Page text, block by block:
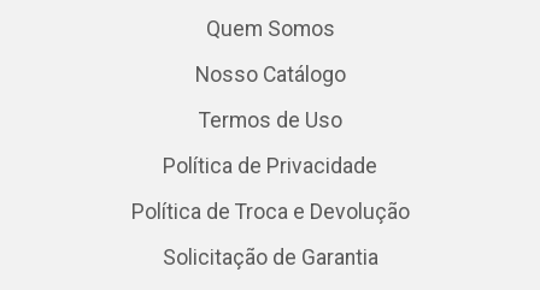
Quem Somos
Nosso Catálogo
Termos de Uso
Política de Privacidade
Política de Troca e Devolução
Solicitação de Garantia